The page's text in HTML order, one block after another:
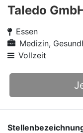
Taledo
Essen
Medizin,
Vollzeit